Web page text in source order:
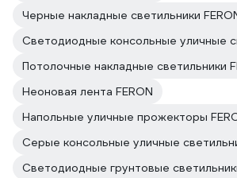
Черные накладные светильники
Потолочные накладные светильники
Неоновая лента FERON
Напольные уличные прожекторы
Серые консольные уличные
Светодиодные грунтовые